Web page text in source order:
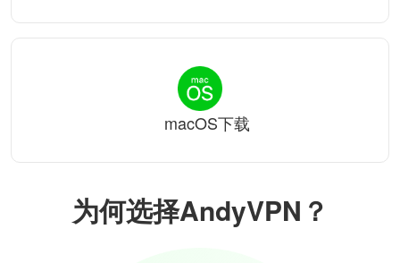
为何选择AndyVPN？
macOS下载